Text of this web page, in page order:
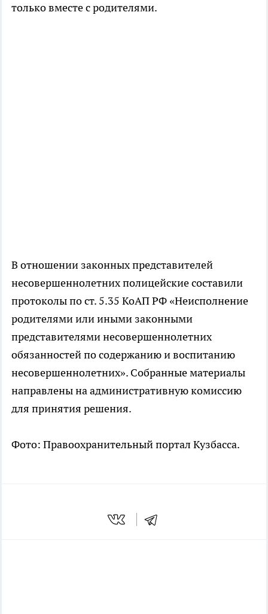
только вместе с родителями.
В отношении законных представителей
несовершеннолетних полицейские составили
протоколы по ст. 5.35 КоАП РФ «Неисполнение
родителями или иными законными
представителями несовершеннолетних
обязанностей по содержанию и воспитанию
несовершеннолетних». Собранные материалы
направлены на административную комиссию
для принятия решения.
Фото: Правоохранительный портал Кузбасса.